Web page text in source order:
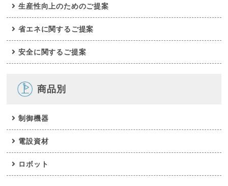
生産性向上のためのご提案
省エネに関するご提案
安全に関するご提案
商品別
制御機器
電設資材
ロボット